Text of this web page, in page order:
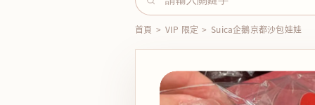
首頁 > VIP 限定 > Suica企鵝京都沙包娃娃